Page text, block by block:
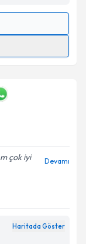
çok iyi
Devamı
Haritada Göster